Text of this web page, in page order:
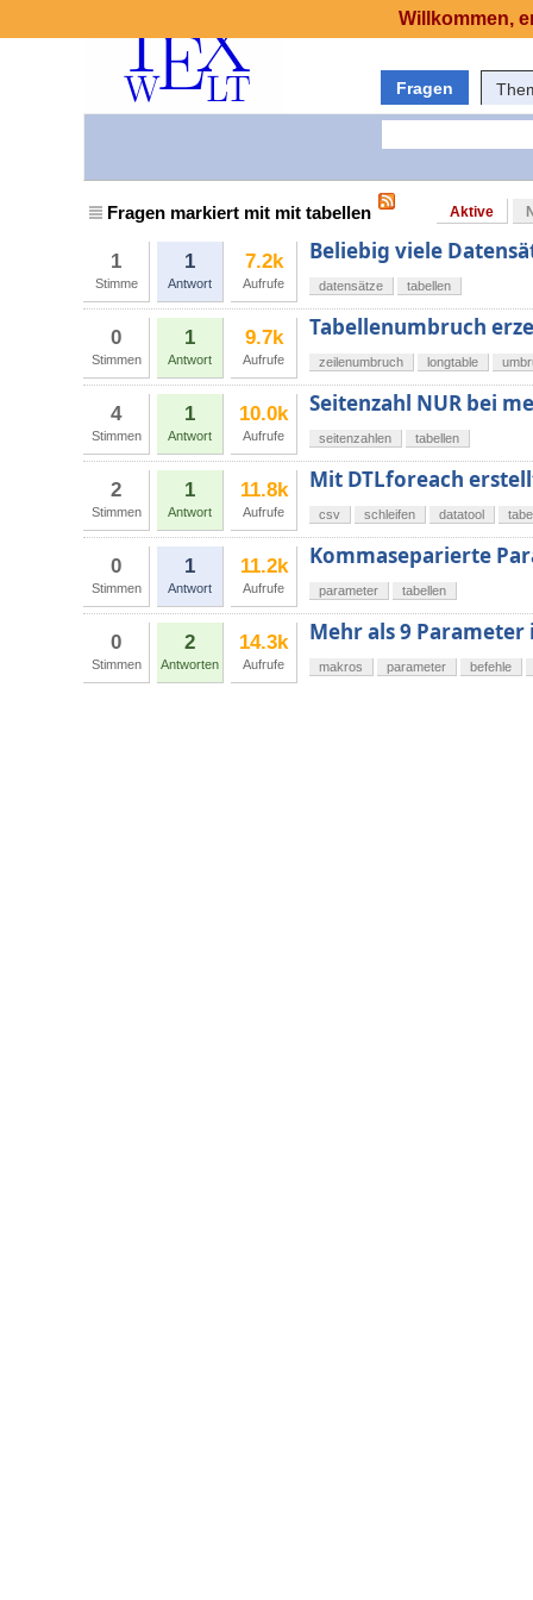
Fragen
Fragen markiert mit mit tabellen Aktive
1
Stimme
1
Antwort
7.2k
Aufrufe
Beliebig viele
datensätze tabellen
0
Stimmen
1
Antwort
9.7k
Aufrufe
Tabellenumbruch
zeilenumbruch longtable
4
Stimmen
1
Antwort
10.0k
Aufrufe
Seitenzahl NUR bei
seitenzahlen tabellen
2
Stimmen
1
Antwort
11.8k
Aufrufe
Mit DTLforeach
csv schleifen datatool
0
Stimmen
1
Antwort
11.2k
Aufrufe
Kommaseparierte
parameter tabellen
0
Stimmen
2
Antworten
14.3k
Aufrufe
Mehr als 9
makros parameter befehle
Willkommen,